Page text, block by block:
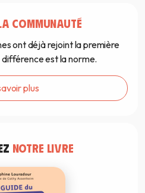
COMMUNAUTÉ
ont déjà rejoint la première
est la norme.
plus
NOTRE LIVRE